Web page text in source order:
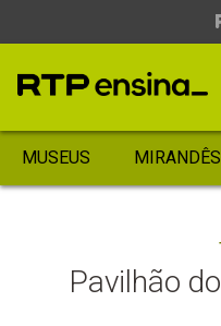
MUSEUS MIRANDÊS
Pavilhão